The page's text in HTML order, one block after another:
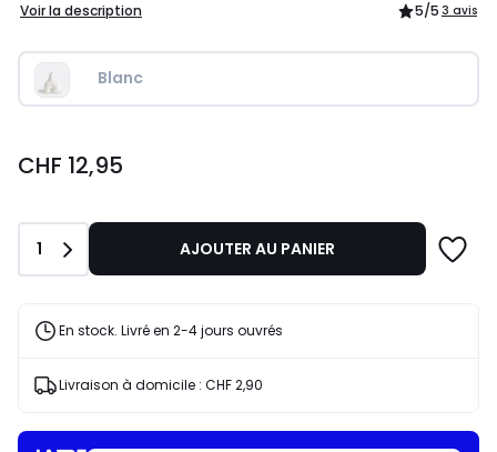
Voir la description 5/5 3 avis
Blanc
12,95.
CHF 12,95
Quantité
1 AJOUTER AU PANIER
En stock. Livré en 2-4 jours ouvrés
Livraison à domicile : CHF 2,90